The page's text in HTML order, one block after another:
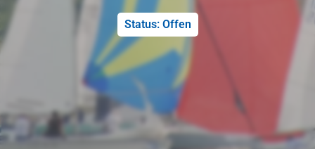
Status: Offen